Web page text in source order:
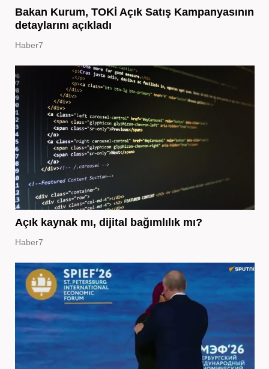
Bakan Kurum, TOKİ Açık Satış Kampanyasının
detaylarını açıkladı
Haber7
Açık kaynak mı, dijital bağımlılık mı?
Haber7